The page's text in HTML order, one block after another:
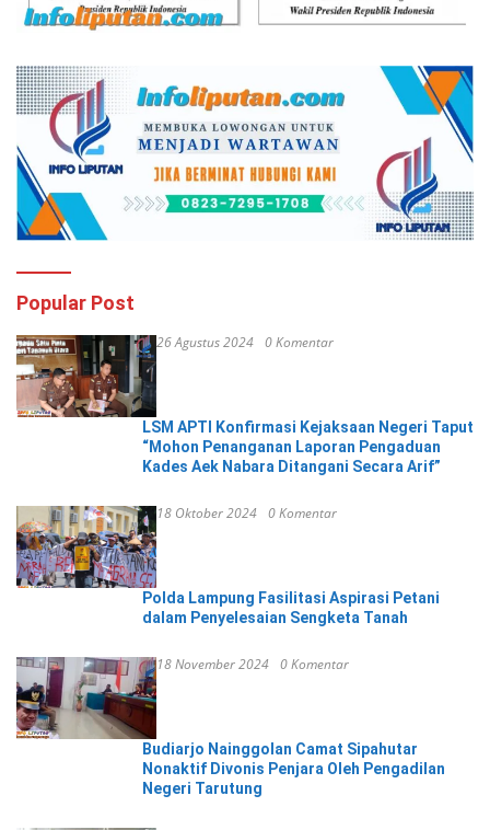
Popular Post
26 Agustus 2024 0 Komentar
LSM APTI Konfirmasi Kejaksaan Negeri Taput
“Mohon Penanganan Laporan Pengaduan
Kades Aek Nabara Ditangani Secara Arif”
18 Oktober 2024 0 Komentar
Polda Lampung Fasilitasi Aspirasi Petani
dalam Penyelesaian Sengketa Tanah
18 November 2024 0 Komentar
Budiarjo Nainggolan Camat Sipahutar
Nonaktif Divonis Penjara Oleh Pengadilan
Negeri Tarutung